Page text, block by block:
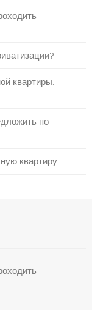
квартиры.
по
квартиру